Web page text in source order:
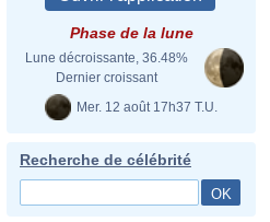
Phase de la lune
Lune décroissante, 36.48%
Dernier croissant
Mer. 12 août 17h37 T.U.
Recherche de célébrité